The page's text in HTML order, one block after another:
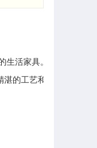
家具。产品涵